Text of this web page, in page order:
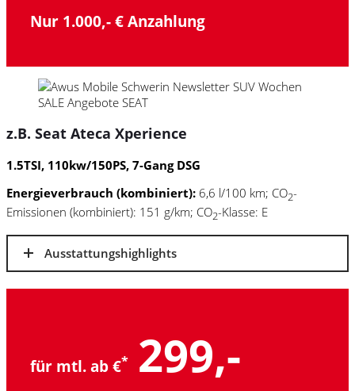
Nur 1.000,- € Anzahlung
z.B. Seat Ateca Xperience
1.5TSI, 110kw/150PS, 7-Gang DSG
Energieverbrauch (kombiniert): 6,6 l/100 km; CO2-
Emissionen (kombiniert): 151 g/km; CO2-Klasse: E
Ausstattungshighlights
für mtl. ab €* 299,-